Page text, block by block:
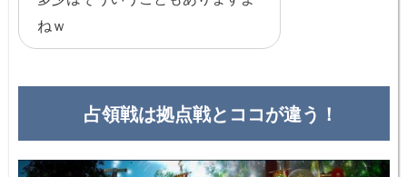
ねｗ
占領戦は拠点戦とココが違う！